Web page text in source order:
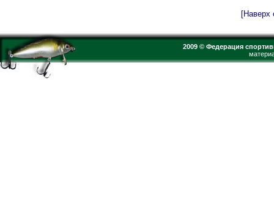
[Наверх
2009 © Федерация